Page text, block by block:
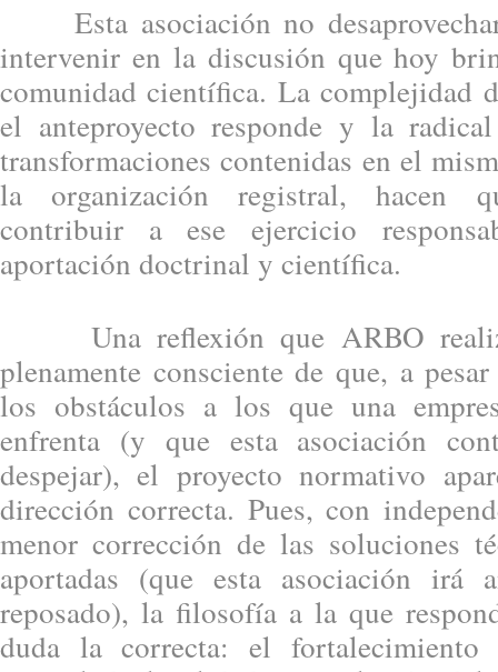
Esta asociación no
intervenir en la discusión que hoy
comunidad científica. La complejidad
el anteproyecto responde y la
transformaciones contenidas en el
la organización registral, hacen
contribuir a ese ejercicio
aportación doctrinal y científica.
Una reflexión que ARBO
plenamente consciente de que, a
los obstáculos a los que una
enfrenta (y que esta asociación
despejar), el proyecto normativo
dirección correcta. Pues, con
menor corrección de las soluciones
aportadas (que esta asociación irá
reposado), la filosofía a la que
duda la correcta: el